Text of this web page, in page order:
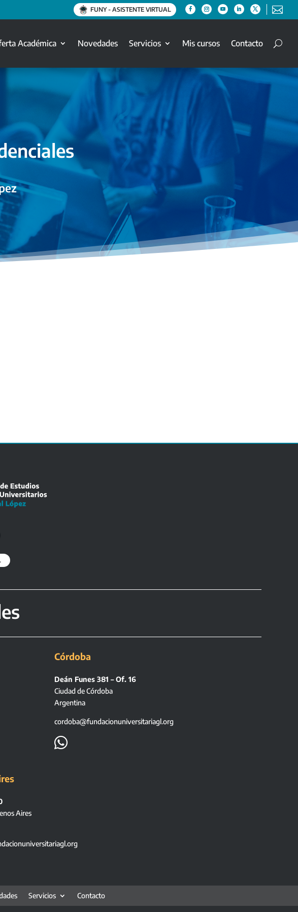
FUNY - ASISTENTE VIRTUAL 
Académica Novedades Servicios Mis cursos Contacto
Córdoba
Deán Funes 381 – Of. 16
Ciudad de Córdoba
Argentina
cordoba@fundacionuniversitariagl.org

Aires
Servicios Contacto